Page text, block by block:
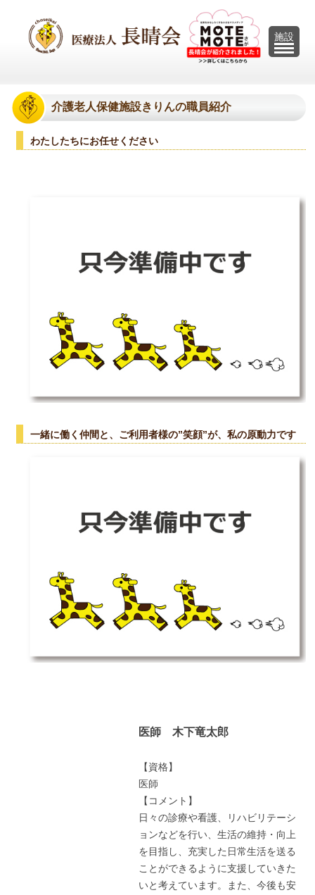
施設
介護老人保健施設きりんの職員紹介
わたしたちにお任せください
一緒に働く仲間と、ご利用者様の”笑顔”が、私の原動力です
医師 木下竜太郎
【資格】
医師
【コメント】
日々の診療や看護、リハビリテーシ
ョンなどを行い、生活の維持・向上
を目指し、充実した日常生活を送る
ことができるように支援していきた
いと考えています。また、今後も安